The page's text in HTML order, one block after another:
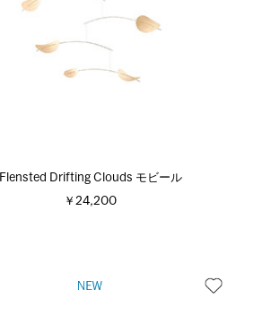
Flensted Drifting Clouds モビール
￥24,200